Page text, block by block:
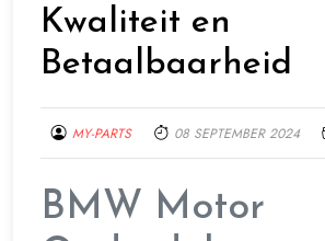
Kwaliteit en
Betaalbaarheid
MY-PARTS 08 SEPTEMBER 2024
BMW Motor